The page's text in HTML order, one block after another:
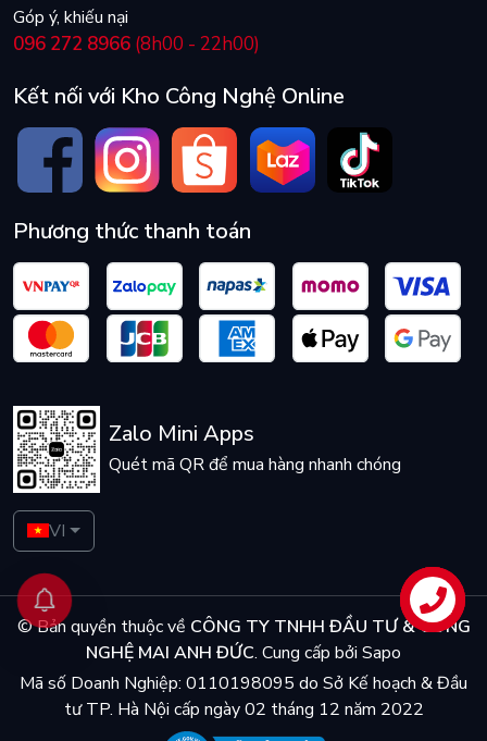
Góp ý, khiếu nại
096 272 8966 (8h00 - 22h00)
Kết nối với Kho Công Nghệ Online
Phương thức thanh toán
Zalo Mini Apps
Quét mã QR để mua hàng nhanh chóng
VI
© Bản quyền thuộc về CÔNG TY TNHH ĐẦU TƯ & CÔNG
NGHỆ MAI ANH ĐỨC. Cung cấp bởi Sapo
Mã số Doanh Nghiệp: 0110198095 do Sở Kế hoạch & Đầu
tư TP. Hà Nội cấp ngày 02 tháng 12 năm 2022
Liên hệ